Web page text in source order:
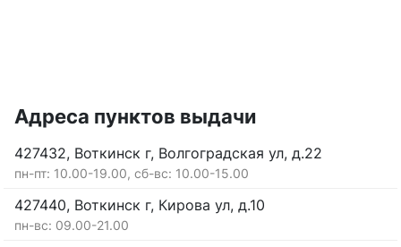
Адреса пунктов выдачи
427432, Воткинск г, Волгоградская ул, д.22
пн-пт: 10.00-19.00, сб-вс: 10.00-15.00
427440, Воткинск г, Кирова ул, д.10
пн-вс: 09.00-21.00